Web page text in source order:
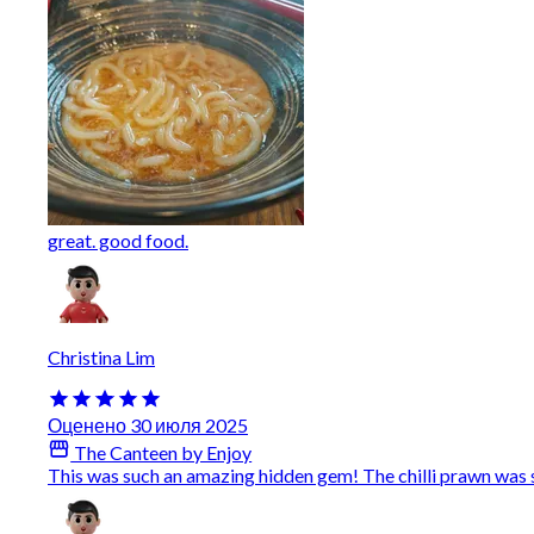
great. good food.
Christina Lim
Оценено 30 июля 2025
The Canteen by Enjoy
This was such an amazing hidden gem! The chilli prawn was